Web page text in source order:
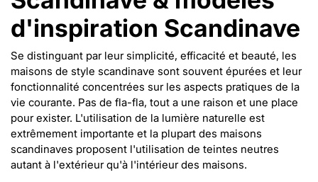
d'inspiration Scandinave
Se distinguant par leur simplicité, efficacité et beauté, les
maisons de style scandinave sont souvent épurées et leur
fonctionnalité concentrées sur les aspects pratiques de la
vie courante. Pas de fla-fla, tout a une raison et une place
pour exister. L'utilisation de la lumière naturelle est
extrêmement importante et la plupart des maisons
scandinaves proposent l'utilisation de teintes neutres
autant à l'extérieur qu'à l'intérieur des maisons.